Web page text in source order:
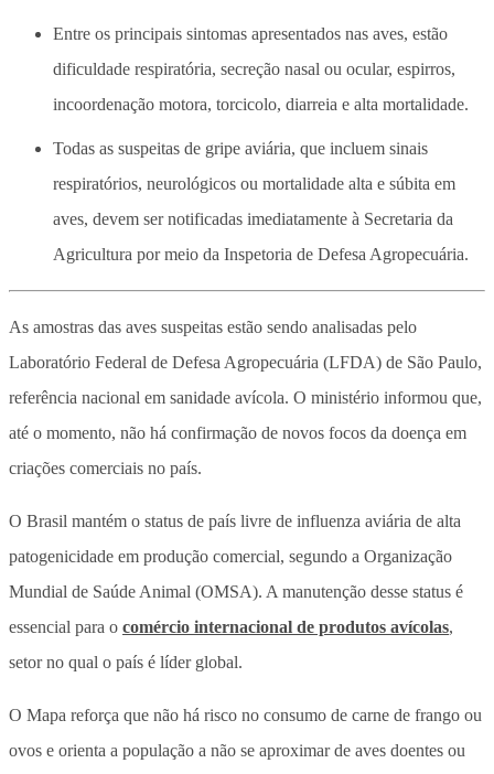
Entre os principais sintomas apresentados nas aves, estão
dificuldade respiratória, secreção nasal ou ocular, espirros,
incoordenação motora, torcicolo, diarreia e alta mortalidade.
Todas as suspeitas de gripe aviária, que incluem sinais
respiratórios, neurológicos ou mortalidade alta e súbita em
aves, devem ser notificadas imediatamente à Secretaria da
Agricultura por meio da Inspetoria de Defesa Agropecuária.
As amostras das aves suspeitas estão sendo analisadas pelo
Laboratório Federal de Defesa Agropecuária (LFDA) de São Paulo,
referência nacional em sanidade avícola. O ministério informou que,
até o momento, não há confirmação de novos focos da doença em
criações comerciais no país.
O Brasil mantém o status de país livre de influenza aviária de alta
patogenicidade em produção comercial, segundo a Organização
Mundial de Saúde Animal (OMSA). A manutenção desse status é
essencial para o comércio internacional de produtos avícolas,
setor no qual o país é líder global.
O Mapa reforça que não há risco no consumo de carne de frango ou
ovos e orienta a população a não se aproximar de aves doentes ou